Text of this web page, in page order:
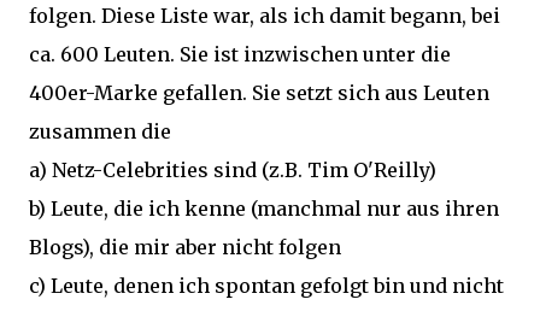
folgen. Diese Liste war, als ich damit begann, bei
ca. 600 Leuten. Sie ist inzwischen unter die
400er-Marke gefallen. Sie setzt sich aus Leuten
zusammen die
a) Netz-Celebrities sind (z.B. Tim O'Reilly)
b) Leute, die ich kenne (manchmal nur aus ihren
Blogs), die mir aber nicht folgen
c) Leute, denen ich spontan gefolgt bin und nicht